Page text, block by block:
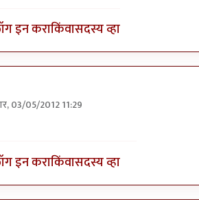
इन कराकिंवासदस्य व्हा
03/05/2012 11:29
इन कराकिंवासदस्य व्हा